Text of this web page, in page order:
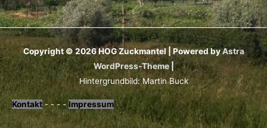
Copyright © 2026HOG Zuckmantel| Powered byAstra
WordPress-Theme|
Hintergrundbild: Martin Buck
Kontakt - - - -Impressum